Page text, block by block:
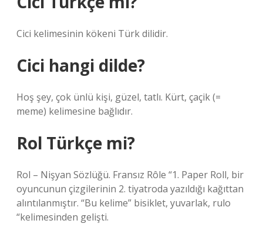
Cici kelimesinin kökeni Türk dilidir.
Cici hangi dilde?
Hoş şey, çok ünlü kişi, güzel, tatlı. Kürt, çaçik (=
meme) kelimesine bağlıdır.
Rol Türkçe mi?
Rol – Nişyan Sözlüğü. Fransız Rôle “1. Paper Roll, bir
oyuncunun çizgilerinin 2. tiyatroda yazıldığı kağıttan
alıntılanmıştır. “Bu kelime” bisiklet, yuvarlak, rulo
“kelimesinden gelişti.